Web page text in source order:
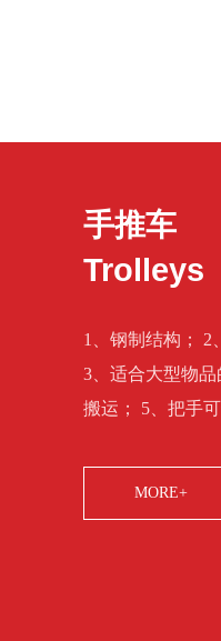
手推车
Trolleys
1、钢制结构
3、适合大型物品
搬运； 5、把手
MORE+